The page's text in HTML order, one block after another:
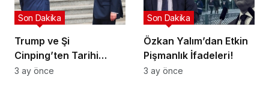
Trump ve Şi
Cinping’ten Tarihi
Ortaklık Mesajı
Son Dakika
3 ay önce
Özkan Yalım’dan Etkin
Pişmanlık İfadeleri!
Son Dakika
3 ay önce